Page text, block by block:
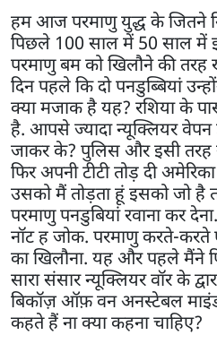
हम आज परमाणु युद्ध के जितने
पिछले 100 साल में 50 साल में
परमाणु बम को खिलौने की तरह
दिन पहले कि दो पनडुब्बियां
क्या मजाक है यह? रशिया के
है. आपसे ज्यादा न्यूक्लियर
जाकर के? पुलिस और इसी तरह
फिर अपनी टीटी तोड़ दी
उसको मैं तोड़ता हूं इसको जो है
परमाणु पनडुबियां रवाना कर
नॉट ह जोक. परमाणु करते-
का खिलौना. यह और पहले मैंने
सारा संसार न्यूक्लियर वॉर के
बिकॉज़ ऑफ़ वन अनस्टेबल
कहते हैं ना क्या कहना चाहिए?